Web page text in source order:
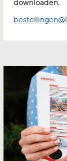
downloaden.